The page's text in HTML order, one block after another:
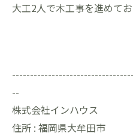
大工2人で木工事を進めてお
--
株式会社インハウス
住所 : 福岡県大牟田市